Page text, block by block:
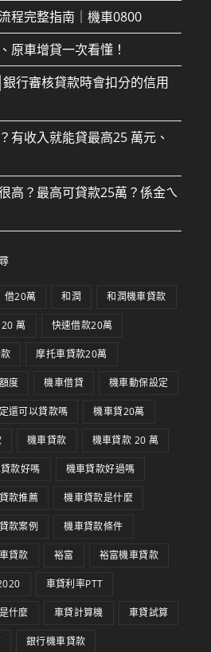
程完整指南｜機車0800
原車增貸一次看懂！
銀行審核貸款時會扣分的信用
有收入就能貸最高25 萬元、
高？最高可貸款25萬？係金ㄟ
借20萬 和潤 和潤機車貸款
萬 快速借款20萬
摩托車貸款20萬
度 機車借貸 機車動保設定
還可以貸款嗎 機車貸20萬
機車貸款 機車貸款 20 萬
款好嗎 機車貸款好過嗎
款推薦 機車貸款是什麼
款案例 機車貸款條件
貸款 裕富 裕富機車貸款
車貸利率PTT
什麼 車貸計算機 車貸試算
銀行機車貸款